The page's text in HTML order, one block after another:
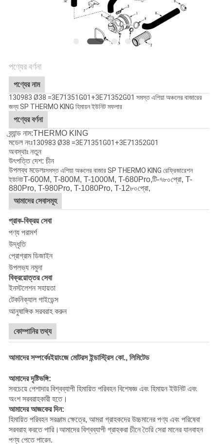
পণ্যের বর্ণনা
পণ্যের নাম
130983 Ø38 =3E71351G01+3E71352G01 সমস্ত এশিয়া অঞ্চলের বাজারের
জন্য SP THERMO KING হিমায়ন ইউনিট মফলার
পণ্যের বর্ণনা
ব্র্যান্ড নাম:THERMO KING
মডেল নংঃ130983 Ø38 =3E71351G01+3E71352G01
অবস্থাঃ নতুন
উৎপত্তি দেশ: চীন
উপলব্ধ মডেলঃসমস্ত এশিয়া অঞ্চলের বাজার SP THERMO KING রেফ্রিজারেশন
ইউনিটT-600M, T-800M, T-1000M, T-680Pro,টি-৭৮০প্রো, T-
880Pro, T-980Pro, T-1080Pro, T-12৮০প্রো,
আমাদের সেবাসমূহ
প্রাক-বিক্রয় সেবা
পণ্য পরামর্শ
উদ্ধৃতি
প্রোগ্রাম ডিজাইন
উপলভ্য নমুনা
বিক্রয়োত্তর সেবা
ইনস্টলেশন সহায়তা
টেকনিক্যাল গাইডেন্স
আনুষাঙ্গিক সরবরাহ করুন
কোম্পানির তথ্য
আমাদের সম্পর্কেঃইয়াংজে মোটরস ইন্ডাস্ট্রিস কো., লিমিটেড
আমাদের দৃষ্টিভঙ্গি:
সবচেয়ে পেশাদার বিশ্বব্যাপী হিমায়িত পরিবহন বিশেষজ্ঞ এবং হিমায়ন ইউনিট এবং
অংশ সরবরাহকারী হতে।
আমাদের আজকের দিন:
হিমায়িত পরিবহন সরঞ্জাম ক্ষেত্রে, আমরা গ্রাহকদের উচ্চমানের পণ্য এবং পরিষেবা
সরবরাহ করতে পারি।আমাদের বিশ্বব্যাপী গ্রাহকরা চীনে তৈরি সেরা মানের যানবাহন
পণ্য পেতে পারেন.